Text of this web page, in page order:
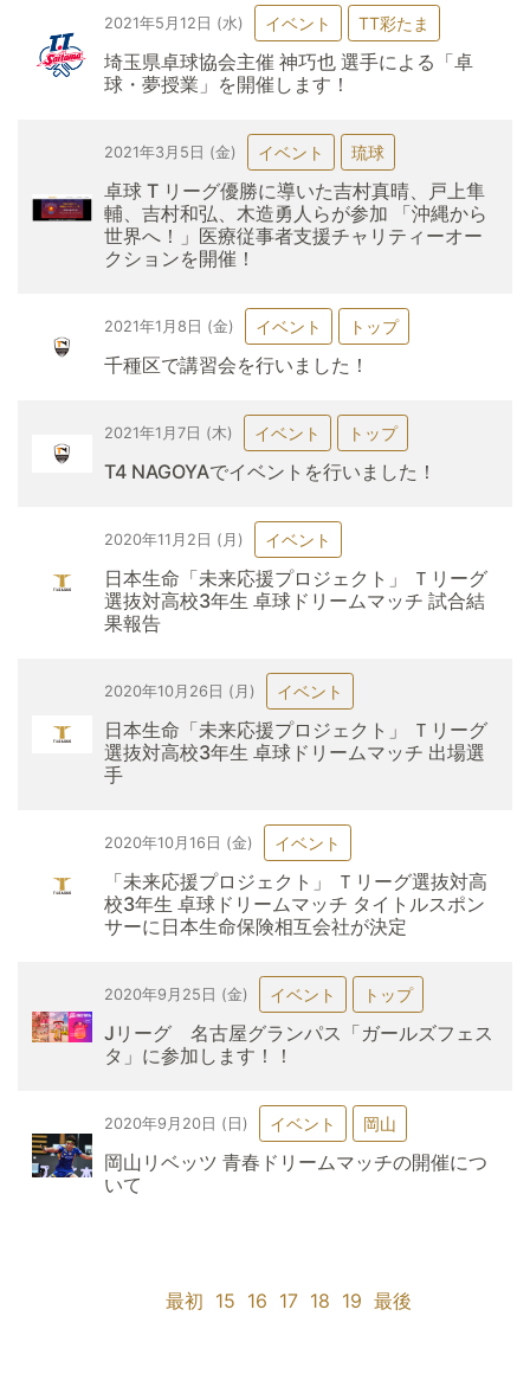
2021年5月12日 (水) イベント TT彩たま
埼玉県卓球協会主催 神巧也 選手による「卓
球・夢授業」を開催します！
2021年3月5日 (金) イベント 琉球
卓球 T リーグ優勝に導いた吉村真晴、戸上隼
輔、吉村和弘、木造勇人らが参加 「沖縄から
世界へ！」医療従事者支援チャリティーオー
クションを開催！
2021年1月8日 (金) イベント トップ
千種区で講習会を行いました！
2021年1月7日 (木) イベント トップ
T4 NAGOYAでイベントを行いました！
2020年11月2日 (月) イベント
日本生命「未来応援プロジェクト」 Ｔリーグ
選抜対高校3年生 卓球ドリームマッチ 試合結
果報告
2020年10月26日 (月) イベント
日本生命「未来応援プロジェクト」 Ｔリーグ
選抜対高校3年生 卓球ドリームマッチ 出場選
手
2020年10月16日 (金) イベント
「未来応援プロジェクト」 Ｔリーグ選抜対高
校3年生 卓球ドリームマッチ タイトルスポン
サーに日本生命保険相互会社が決定
2020年9月25日 (金) イベント トップ
Jリーグ 名古屋グランパス「ガールズフェス
タ」に参加します！！
2020年9月20日 (日) イベント 岡山
岡山リベッツ 青春ドリームマッチの開催につ
いて
最初 15 16 17 18 19 最後